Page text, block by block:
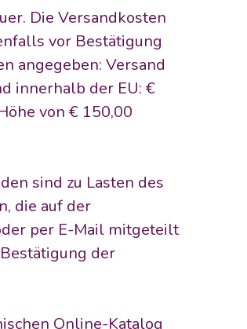
Die Versandkosten
vor Bestätigung
angegeben: Versand
innerhalb der EU: €
von € 150,00
sind zu Lasten des
die auf der
per E-Mail mitgeteilt
der
Online-Katalog